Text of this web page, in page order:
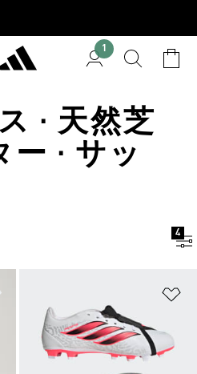
1
· 天然芝
ー · サッ
4